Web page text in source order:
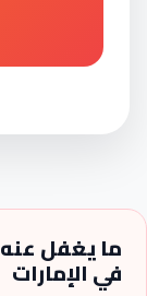
ما يغفل
في الإمارات